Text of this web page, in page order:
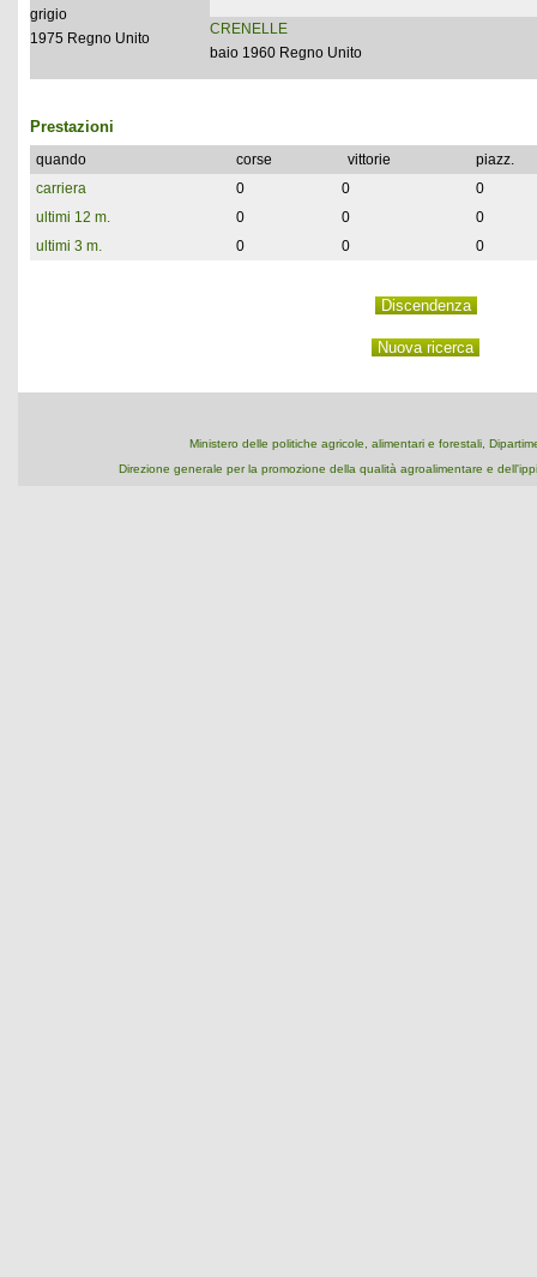
grigio
1975 Regno Unito
CRENELLE
baio 1960 Regno Unito
Prestazioni
quando corse vittorie
piazz.
carriera
0 0
0
ultimi 12 m.
0 0
0
ultimi 3 m.
0 0 0
Ministero delle politiche agricole, alimentari e forestali,
Direzione generale per la promozione della qualità agroalimentare e